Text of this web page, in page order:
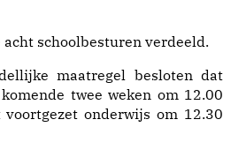
schoolbesturen verdeeld.
maatregel besloten dat
twee weken om 12.00
onderwijs om 12.30